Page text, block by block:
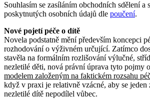
Souhlasím se zasíláním obchodních sdělení a
poskytnutých osobních údajů dle poučení.
Nové pojetí péče o dítě
Novela podstatně mění především koncepci
rozhodování o výživném určující. Zatímco
stavěla na formálním rozlišování výlučné,
nezletilé děti, nová právní úprava tyto pojmy
modelem založeným na faktickém rozsahu
když v praxi je relativně vzácné, aby se jeden
nezletilé dítě nepodílel vůbec.